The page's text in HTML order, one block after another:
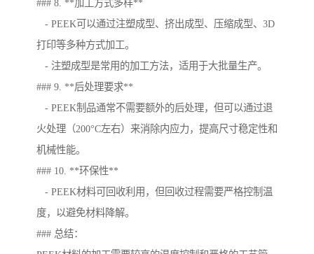
### 8. **加工方式多样**
- PEEK可以通过注塑成型、挤出成型、压缩成型、3D
打印等多种方式加工。
- 注塑成型是常用的加工方法，适用于大批量生产。
### 9. **后处理要求**
- PEEK制品通常不需要额外的后处理，但可以通过退
火处理（200°C左右）来消除内应力，提高尺寸稳定性和
机械性能。
### 10. **环保性**
- PEEK材料可回收利用，但回收过程需要严格控制温
度，以避免材料降解。
### 总结：